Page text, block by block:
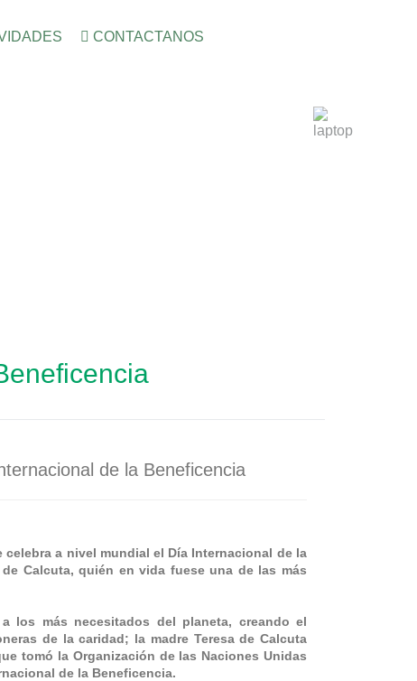
CONTACTANOS
de la Beneficencia
a nivel mundial el Día Internacional de la
Calcuta, quién en vida fuese una de las más
los más necesitados del planeta, creando el
de la caridad; la madre Teresa de Calcuta
tomó la Organización de las Naciones Unidas
de la Beneficencia.